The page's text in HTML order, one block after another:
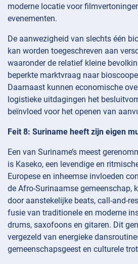
moderne locatie voor
evenementen.
De aanwezigheid van slechts één
kan worden toegeschreven aan
waaronder de relatief kleine
beperkte marktvraag naar
Daarnaast kunnen economische
logistieke uitdagingen het
beïnvloed voor het openen van
Feit 8: Suriname heeft zijn eigen
Een van Suriname’s meest
is Kaseko, een levendige en
Europese en inheemse invloeden
de Afro-Surinaamse gemeenschap,
door aanstekelijke beats, call-and-
fusie van traditionele en moderne
drums, saxofoons en gitaren. Dit
vergezeld van energieke
gemeenschapsgeest en culturele